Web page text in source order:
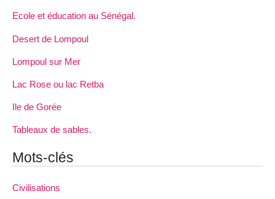
Ecole et éducation au Sénégal.
Desert de Lompoul
Lompoul sur Mer
Lac Rose ou lac Retba
Ile de Gorée
Tableaux de sables.
Mots-clés
Civilisations